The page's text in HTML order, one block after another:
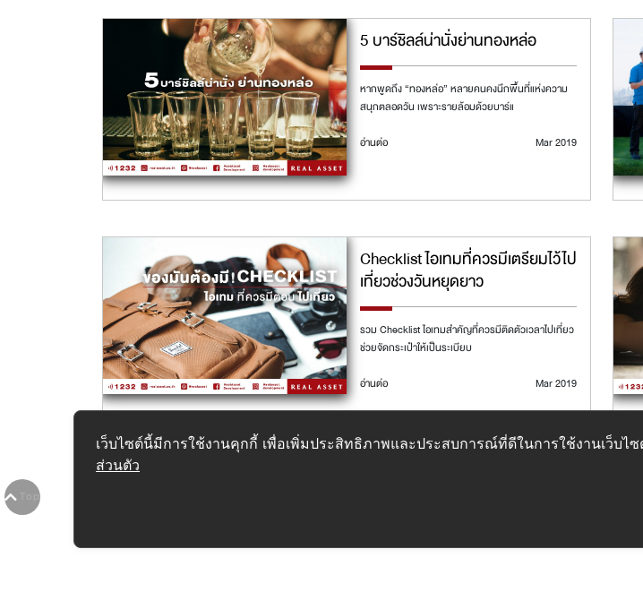
Top
5 บาร์ชิลล์น่านั่งย่านทองหล่อ
หากพูดถึง “ทองหล่อ” หลายคนคงนึกพื้นที่แห่งความ
สนุกตลอดวัน เพราะรายล้อมด้วยบาร์แ
Mar 2019
อ่านต่อ
Checklist ไอเทมที่ควรมีเตรียมไว้ไป
เที่ยวช่วงวันหยุดยาว
รวม Checklist ไอเทมสำคัญที่ควรมีติดตัวเวลาไปเที่ยว
ช่วยจัดกระเป๋าให้เป็นระเบียบ
Mar 2019
อ่านต่อ
1 2
เว็บไซต์นี้มีการใช้งานคุกกี้ เพื่อเพิ่มประสิทธิภาพและประสบการณ์ที่ดีในการใช้งานเว็บไ
ส่วนตัว